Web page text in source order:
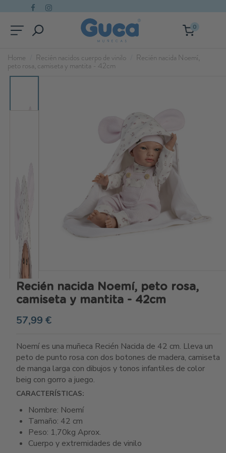
0
Home Recién nacidos cuerpo de vinilo Recién nacida Noemí,
peto rosa, camiseta y mantita - 42cm
Recién nacida Noemí, peto rosa,
camiseta y mantita - 42cm
57,99 €
Noemí es una muñeca Recién Nacida de 42 cm. Lleva un
peto de punto rosa con dos botones de madera, camiseta
de manga larga con dibujos y tonos infantiles de color
beig con gorro a juego.
CARACTERÍSTICAS:
Nombre: Noemí
Tamaño: 42 cm
Peso: 1,70kg Aprox.
Cuerpo y extremidades de vinilo